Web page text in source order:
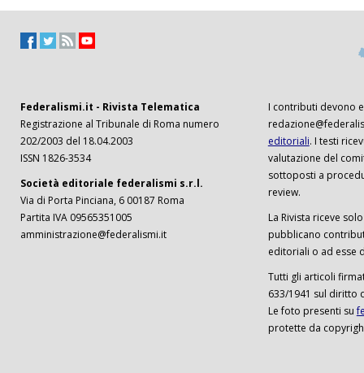
Federalismi.it - Rivista Telematica
Registrazione al Tribunale di Roma numero
202/2003 del 18.04.2003
ISSN 1826-3534
Società editoriale federalismi s.r.l.
Via di Porta Pinciana, 6 00187 Roma
Partita IVA 09565351005
amministrazione@federalismi.it
I contributi devono
editoriali. I testi
valutazione del
sottoposti a
review.
La Rivista riceve
pubblicano
editoriali o ad esse
Tutti gli articoli
633/1941 sul diritto
Le foto presenti su
protette da